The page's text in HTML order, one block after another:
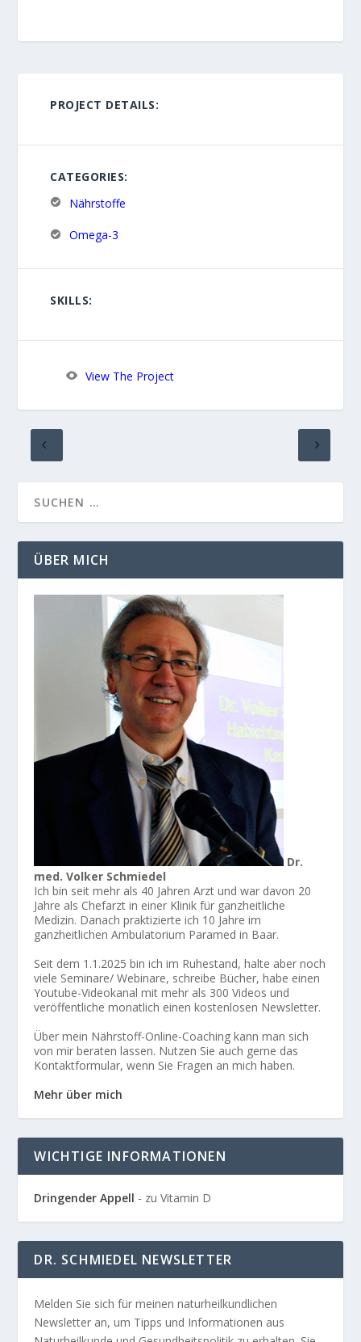
PROJECT DETAILS:
CATEGORIES:
Nährstoffe
Omega-3
SKILLS:
View The Project
ÜBER MICH
Dr.
med. Volker Schmiedel
Ich bin seit mehr als 40 Jahren Arzt und war davon 20
Jahre als Chefarzt in einer Klinik für ganzheitliche
Medizin. Danach praktizierte ich 10 Jahre im
ganzheitlichen Ambulatorium Paramed in Baar.
Seit dem 1.1.2025 bin ich im Ruhestand, halte aber noch
viele Seminare/ Webinare, schreibe Bücher, habe einen
Youtube-Videokanal mit mehr als 300 Videos und
veröffentliche monatlich einen kostenlosen Newsletter.
Über mein Nährstoff-Online-Coaching kann man sich
von mir beraten lassen. Nutzen Sie auch gerne das
Kontaktformular, wenn Sie Fragen an mich haben.
Mehr über mich
WICHTIGE INFORMATIONEN
Dringender Appell - zu Vitamin D
DR. SCHMIEDEL NEWSLETTER
Melden Sie sich für meinen naturheilkundlichen
Newsletter an, um Tipps und Informationen aus